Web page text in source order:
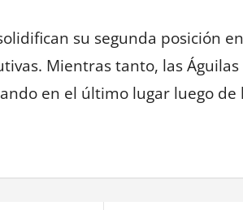
su segunda posición
Mientras tanto, las
en el último lugar luego de